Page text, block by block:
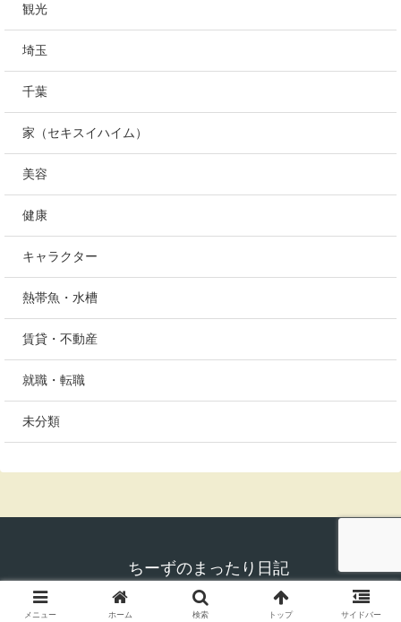
観光
埼玉
千葉
家（セキスイハイム）
美容
健康
キャラクター
熱帯魚・水槽
賃貸・不動産
就職・転職
未分類
ちーずのまったり日記
© 2017 ちーずのまったり日記.
メニュー ホーム 検索 トップ サイドバー